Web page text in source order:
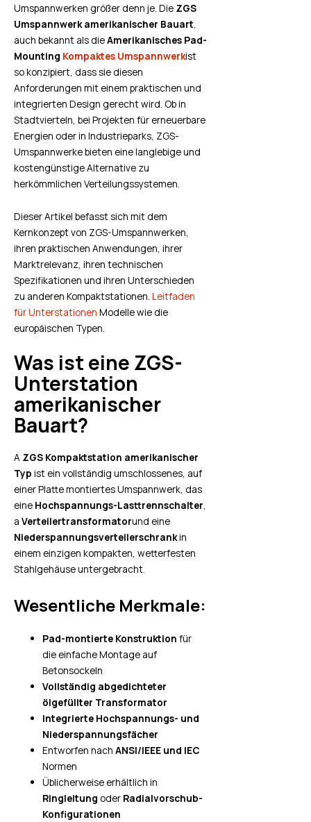
Umspannwerken größer denn je. Die ZGS
Umspannwerk amerikanischer Bauart
auch bekannt als dieAmerikanisches Pad-
Mounting Kompaktes Umspannwerkist
so konzipiert, dass sie diesen
Anforderungen mit einem praktischen und
integrierten Design gerecht wird. Ob in
Stadtvierteln, bei Projekten für erneuerbare
Energien oder in Industrieparks, ZGS-
Umspannwerke bieten eine langlebige und
kostengünstige Alternative zu
herkömmlichen Verteilungssystemen.
Dieser Artikel befasst sich mit dem
Kernkonzept von ZGS-Umspannwerken,
ihren praktischen Anwendungen, ihrer
Marktrelevanz, ihren technischen
Spezifikationen und ihren Unterschieden
zu anderen Kompaktstationen. Leitfaden
für Unterstationen Modelle wie die
europäischen Typen.
Was ist eine ZGS-
Unterstation
amerikanischer
Bauart?
A ZGS Kompaktstation amerikanischer
Typ ist ein vollständig umschlossenes, auf
einer Platte montiertes Umspannwerk, das
eine Hochspannungs-Lasttrennschalter,
a Verteilertransformatorund eine
Niederspannungsverteilerschrankin
einem einzigen kompakten, wetterfesten
Stahlgehäuse untergebracht.
Wesentliche Merkmale:
Pad-montierte Konstruktion für
die einfache Montage auf
Betonsockeln
Vollständig abgedichteter
ölgefüllter Transformator
Integrierte Hochspannungs- und
Niederspannungsfächer
Entworfen nachANSI/IEEE und IEC
Normen
Üblicherweise erhältlich in
Ringleitung oder Radialvorschub-
Konfigurationen